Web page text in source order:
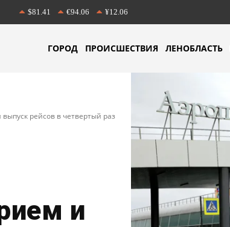
$81.41 €94.06 ¥12.06
ГОРОД ПРОИСШЕСТВИЯ ЛЕНОБЛАСТЬ
рейсов в четвертый раз
и